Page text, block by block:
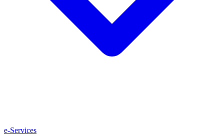
e-Services